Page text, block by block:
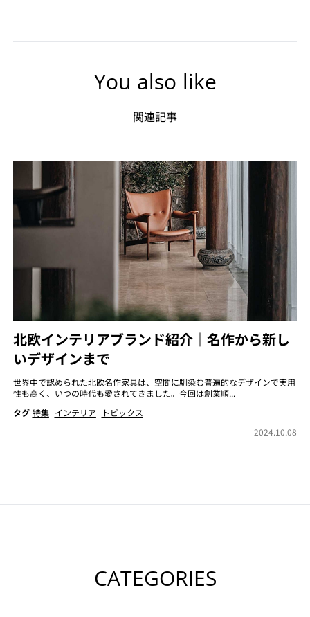
You also like
関連記事
北欧インテリアブランド紹介｜名作から新し
いデザインまで
世界中で認められた北欧名作家具は、空間に馴染む普遍的なデザインで実用
性も高く、いつの時代も愛されてきました。今回は創業順...
タグ 特集 インテリア
トピックス
2024.10.08
CATEGORIES